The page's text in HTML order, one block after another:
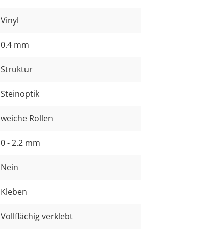
Vinyl
0.4 mm
Struktur
Steinoptik
weiche Rollen
0 - 2.2 mm
Nein
Kleben
Vollflächig verklebt